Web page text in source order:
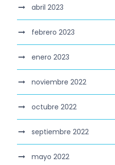
abril 2023
febrero 2023
enero 2023
noviembre 2022
octubre 2022
septiembre 2022
mayo 2022